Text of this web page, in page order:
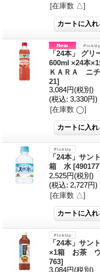
[在庫数 △]
「24本」 グ
600ml ×24本
ＫＡＲＡ ニ
21]
3,084円(税別)
(税込: 3,330円)
[在庫数 ◯]
「24本」サ
箱 水
2,525円(税別)
(税込: 2,727円)
[在庫数 △]
「24本」サ
×1箱 お茶 ウ
763]
3,084円(税別)